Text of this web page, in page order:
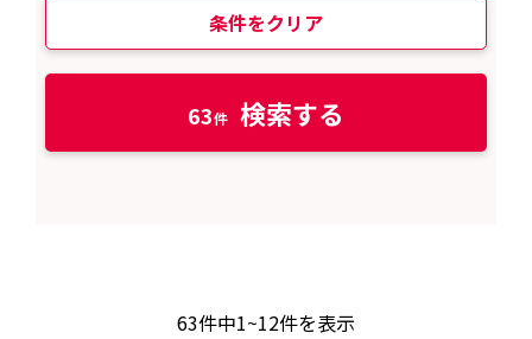
条件をクリア
63 検索する
63件中1~12件を表示